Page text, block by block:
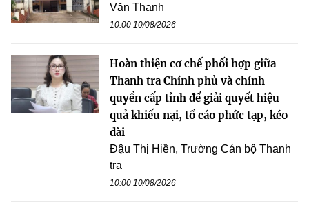
Văn Thanh
10:00 10/08/2026
Hoàn thiện cơ chế phối hợp giữa
Thanh tra Chính phủ và chính
quyền cấp tỉnh để giải quyết hiệu
quả khiếu nại, tố cáo phức tạp, kéo
dài
Đậu Thị Hiền, Trường Cán bộ Thanh
tra
10:00 10/08/2026